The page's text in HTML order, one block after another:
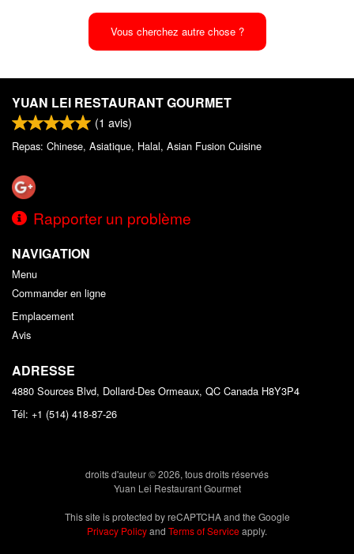
Vous cherchez autre chose ?
YUAN LEI RESTAURANT GOURMET
(1 avis)
Repas: Chinese, Asiatique, Halal, Asian Fusion Cuisine
Rapporter un problème
NAVIGATION
Menu
Commander en ligne
Emplacement
Avis
ADRESSE
4880 Sources Blvd, Dollard-Des Ormeaux, QC Canada H8Y3P4
Tél: +1 (514) 418-87-26
droits d'auteur © 2026, tous droits réservés
Yuan Lei Restaurant Gourmet
This site is protected by reCAPTCHA and the Google
Privacy Policyand Terms of Serviceapply.